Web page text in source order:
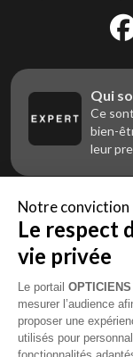
Qui
Ce
bien-
leur
Vous
vous
Notre conviction
Le respect
vie privée
Le portail
mesurer l’audience
proposer une
utilisés pour
fonctionnalités